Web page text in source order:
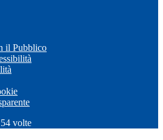
il Pubblico
volte